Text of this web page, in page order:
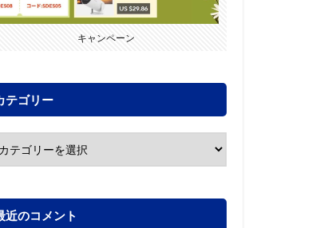
キャンペーン
テゴリー
近のコメント